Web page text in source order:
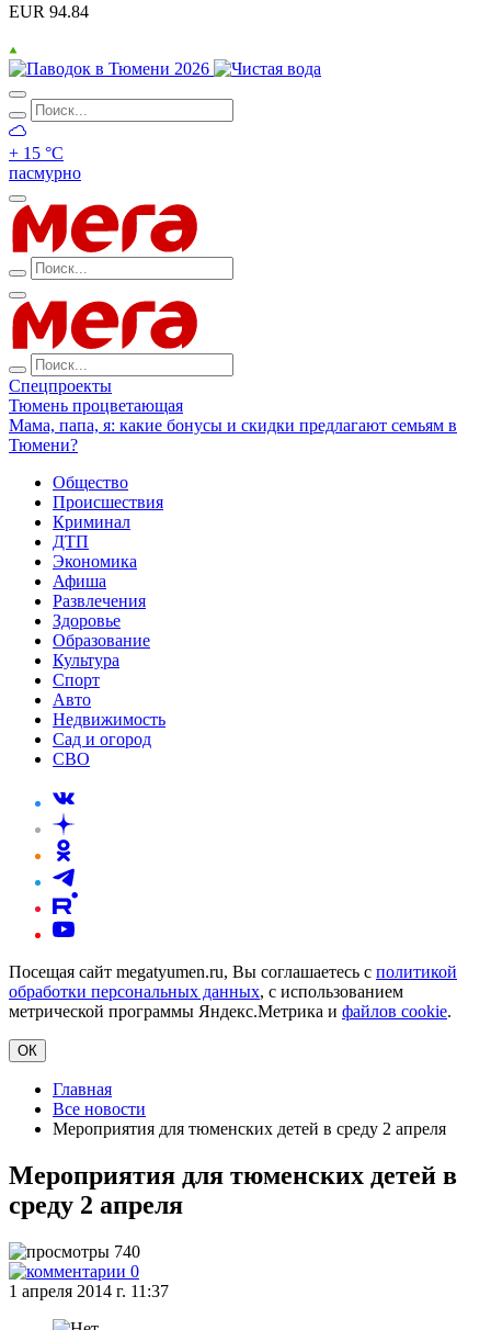
EUR 94.84
+ 15 °С
пасмурно
Спецпроекты
Тюмень процветающая
Мама, папа, я: какие бонусы и скидки предлагают семьям в
Тюмени?
Общество
Происшествия
Криминал
ДТП
Экономика
Афиша
Развлечения
Здоровье
Образование
Культура
Спорт
Авто
Недвижимость
Сад и огород
СВО
Посещая сайт megatyumen.ru, Вы соглашаетесь с политикой
обработки персональных данных, с использованием
метрической программы Яндекс.Метрика и файлов cookie.
ОК
Главная
Все новости
Мероприятия для тюменских детей в среду 2 апреля
Мероприятия для тюменских детей в
среду 2 апреля
740
0
1 апреля 2014 г. 11:37